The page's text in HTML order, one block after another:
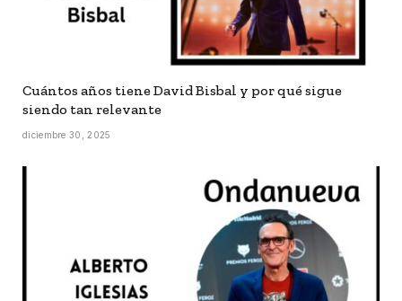
Cuántos años tiene David Bisbal y por qué sigue
siendo tan relevante
diciembre 30, 2025